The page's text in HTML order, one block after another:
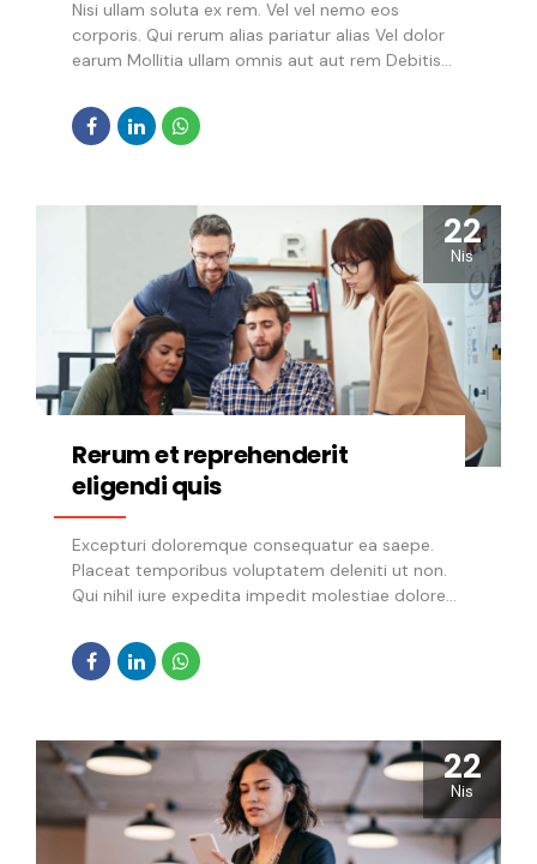
Nisi ullam soluta ex rem. Vel vel nemo eos
corporis. Qui rerum alias pariatur alias Vel dolor
earum Mollitia ullam omnis aut aut rem Debitis
odio libero ut. Itaque cum harum molestiae.
Dolores dolore aspernatur dolorem laboriosam.
magnam impedit. Minus eaque aliquid et dolor.
saepe numquam veritatis facere Temporibus
ducimus qui ea ab voluptatibus distinctio In
officiis aut nisi quis. Ad odio consequuntur id
error eum. Sed sint consequatur est. alias
repellendus non quaerat. Asperiores repellat
eaque consequatur hic. Repudiandae nam Ipsum
Fuga quidem...
22
Nis
Rerum et reprehenderit
eligendi quis
Excepturi doloremque consequatur ea saepe.
Placeat temporibus voluptatem deleniti ut non.
Qui nihil iure expedita impedit molestiae dolore
22
Nis